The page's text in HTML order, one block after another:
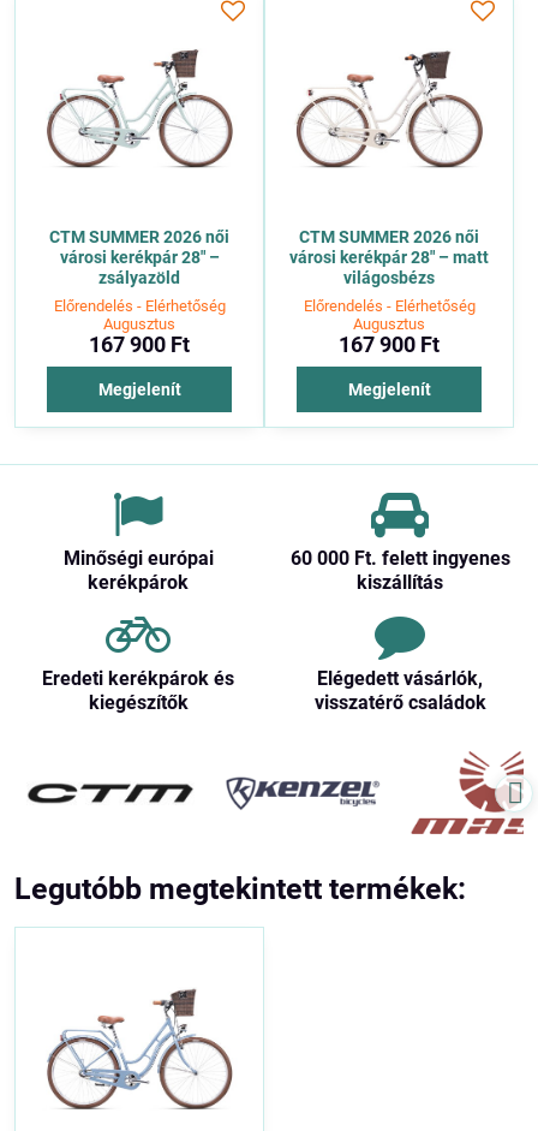
CTM SUMMER 2026 női
városi kerékpár 28" –
zsályazöld
Előrendelés - Elérhetőség
Augusztus
167 900 Ft
Megjelenít
CTM SUMMER 2026 női
városi kerékpár 28" – matt
világosbézs
Előrendelés - Elérhetőség
Augusztus
167 900 Ft
Megjelenít
Minőségi európai
kerékpárok
60 000 Ft​. felett ingyenes
kiszállítás
Eredeti kerékpárok és
kiegészítők
Elégedett vásárlók,
visszatérő családok
Legutóbb megtekintett termékek: